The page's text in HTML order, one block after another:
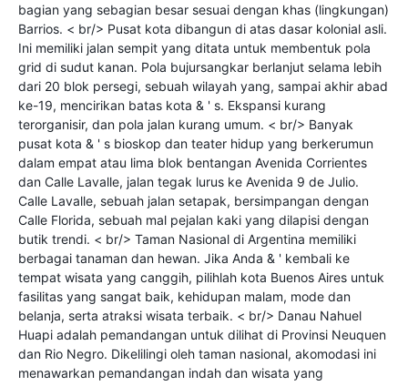
bagian yang sebagian besar sesuai dengan khas (lingkungan)
Barrios. < br/> Pusat kota dibangun di atas dasar kolonial asli.
Ini memiliki jalan sempit yang ditata untuk membentuk pola
grid di sudut kanan. Pola bujursangkar berlanjut selama lebih
dari 20 blok persegi, sebuah wilayah yang, sampai akhir abad
ke-19, mencirikan batas kota & ' s. Ekspansi kurang
terorganisir, dan pola jalan kurang umum. < br/> Banyak
pusat kota & ' s bioskop dan teater hidup yang berkerumun
dalam empat atau lima blok bentangan Avenida Corrientes
dan Calle Lavalle, jalan tegak lurus ke Avenida 9 de Julio.
Calle Lavalle, sebuah jalan setapak, bersimpangan dengan
Calle Florida, sebuah mal pejalan kaki yang dilapisi dengan
butik trendi. < br/> Taman Nasional di Argentina memiliki
berbagai tanaman dan hewan. Jika Anda & ' kembali ke
tempat wisata yang canggih, pilihlah kota Buenos Aires untuk
fasilitas yang sangat baik, kehidupan malam, mode dan
belanja, serta atraksi wisata terbaik. < br/> Danau Nahuel
Huapi adalah pemandangan untuk dilihat di Provinsi Neuquen
dan Rio Negro. Dikelilingi oleh taman nasional, akomodasi ini
menawarkan pemandangan indah dan wisata yang